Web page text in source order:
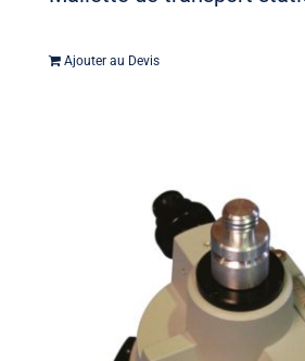
Ajouter au Devis